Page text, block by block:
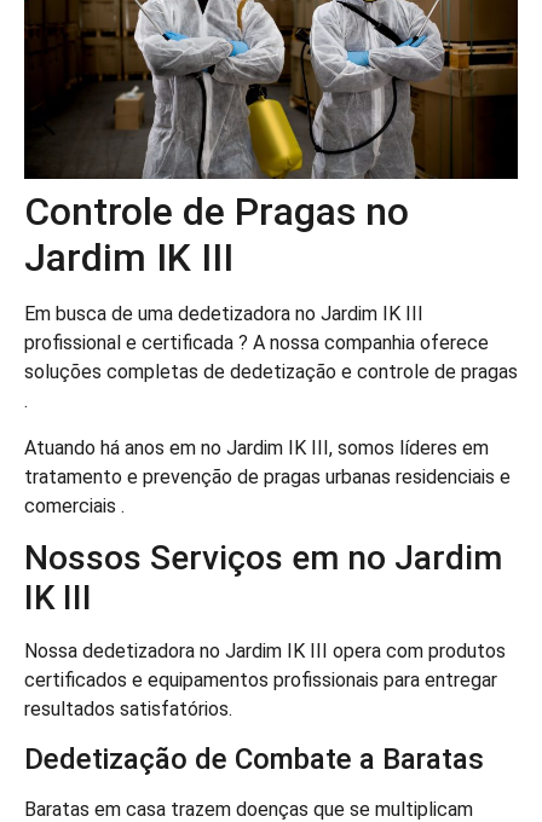
Controle de Pragas no
Jardim IK III
Em busca de uma dedetizadora no Jardim IK III
profissional e certificada ? A nossa companhia oferece
soluções completas de dedetização e controle de pragas
.
Atuando há anos em no Jardim IK III, somos líderes em
tratamento e prevenção de pragas urbanas residenciais e
comerciais .
Nossos Serviços em no Jardim
IK III
Nossa dedetizadora no Jardim IK III opera com produtos
certificados e equipamentos profissionais para entregar
resultados satisfatórios.
Dedetização de Combate a Baratas
Baratas em casa trazem doenças que se multiplicam